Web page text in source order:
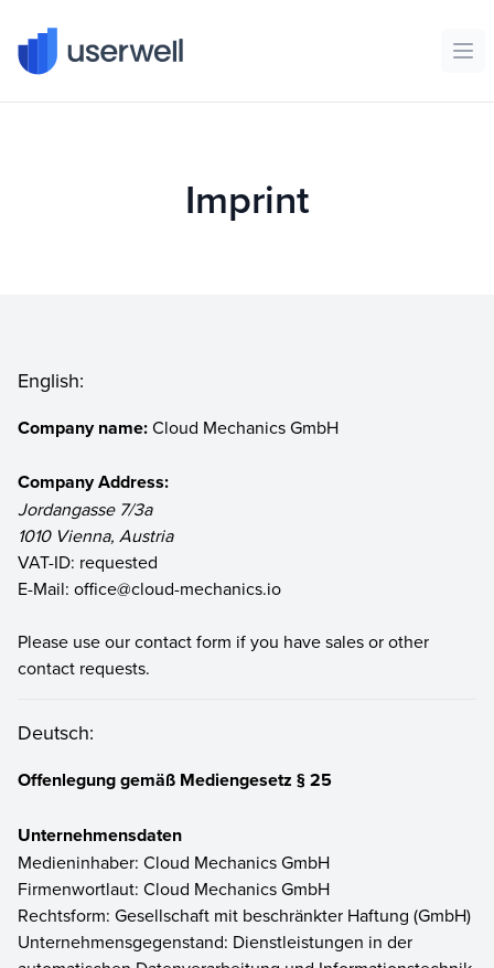
Userwell
Imprint
English:
Company name:Cloud Mechanics GmbH
Company Address:
Jordangasse 7/3a
1010 Vienna, Austria
VAT-ID: requested
E-Mail: office@cloud-mechanics.io
Please use ourcontact form if you have sales or other
contact requests.
Deutsch:
Offenlegung gemäß Mediengesetz § 25
Unternehmensdaten
Medieninhaber: Cloud Mechanics GmbH
Firmenwortlaut: Cloud Mechanics GmbH
Rechtsform: Gesellschaft mit beschränkter Haftung (GmbH)
Unternehmensgegenstand: Dienstleistungen in der